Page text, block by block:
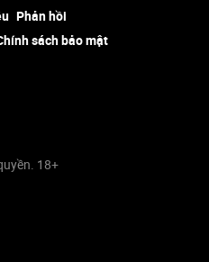
Phản hồi
sách bảo mật
18+